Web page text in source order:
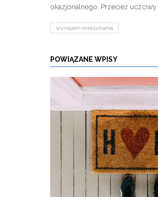
okazjonalnego. Przecież
wynajem mieszkania
POWIĄZANE WPISY